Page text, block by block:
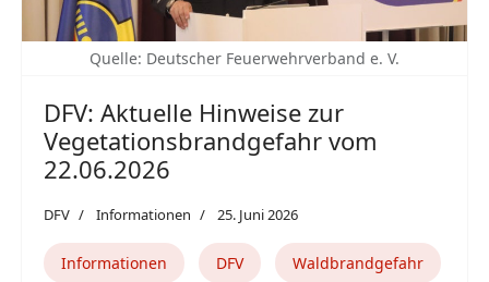
Quelle: Deutscher Feuerwehrverband e. V.
DFV: Aktuelle Hinweise zur
Vegetationsbrandgefahr vom
22.06.2026
DFV Informationen 25. Juni 2026
Informationen DFV Waldbrandgefahr